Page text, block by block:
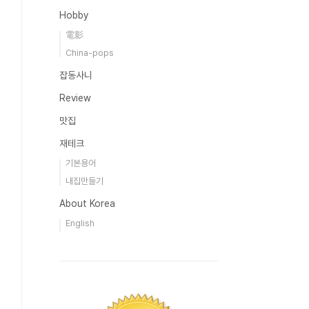
Hobby
電影
China-pops
잡동사니
Review
맛집
재테크
기본용어
내집만들기
About Korea
English